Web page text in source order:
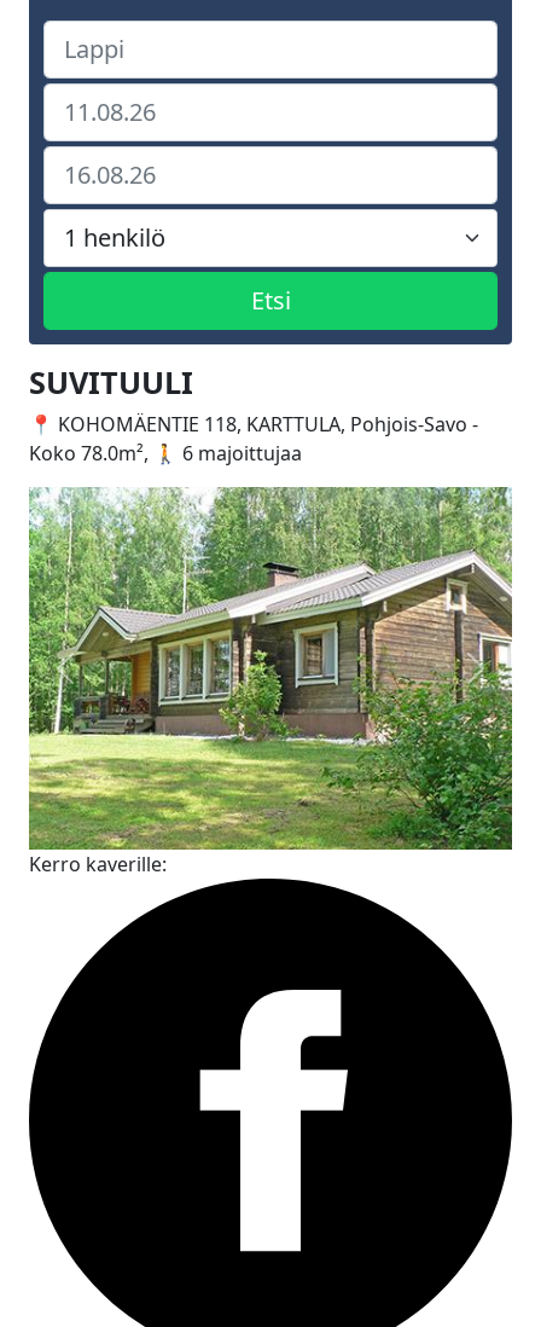
SUVITUULI
📍 KOHOMÄENTIE 118, KARTTULA, Pohjois-Savo -
Koko 78.0m², 🚶 6 majoittujaa
Edellinen
Kerro kaverille: